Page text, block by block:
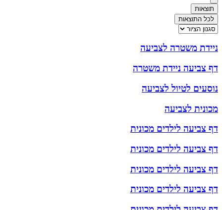
תוצאות
לכל התוצאות
ניידת משטרה לצביעה
דף צביעה ניידת משטרה
נוסעים לטיול לצביעה
מכונית לצביעה
דף צביעה לילדים מכונית
דף צביעה לילדים מכונית
דף צביעה לילדים מכונית
דף צביעה לילדים מכונית